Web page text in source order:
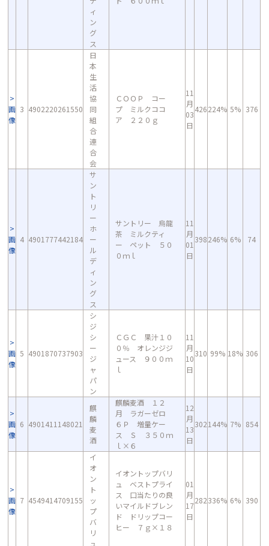
ィ
ン
グ
ス
画
像
3 4902220261550
日
本
生
活
協
同
組
合
連
合
会
ＣＯＯＰ コー
プ ミルクココ
ア ２２０ｇ
11
月
03
日
426224% 5% 376
画
像
4 4901777442184
サ
ン
ト
リ
ー
ホ
ー
ル
デ
ィ
ン
グ
ス
サントリー 烏龍
茶 ミルクティ
ー ペット ５０
０ｍｌ
11
月
01
日
398246% 6% 74
画
像
5 4901870737903
シ
ジ
シ
ー
ジ
ャ
パ
ン
ＣＧＣ 果汁１０
０％ オレンジジ
ュース ９００ｍ
ｌ
11
月
10
日
310 99% 18% 306
画
像
6 4901411148021
麒
麟
麦
酒
麒麟麦酒 １２
月 ラガーゼロ
６Ｐ 増量ケー
ス Ｓ ３５０ｍ
ｌ×６
12
月
13
日
302144% 7% 854
画
像
7 4549414709155
イ
オ
ン
ト
ッ
プ
バ
リ
ュ
イオントップバリ
ュ ベストプライ
ス 口当たりの良
いマイルドブレン
ド ドリップコー
ヒー ７ｇ×１８
01
月
17
日
282336% 6% 390